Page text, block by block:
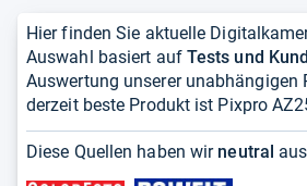
Hier finden Sie aktuelle
Auswahl basiert auf Tests und
Auswertung unserer unabhängigen
derzeit beste Produkt ist Pixpro
Diese Quellen haben wir neutral